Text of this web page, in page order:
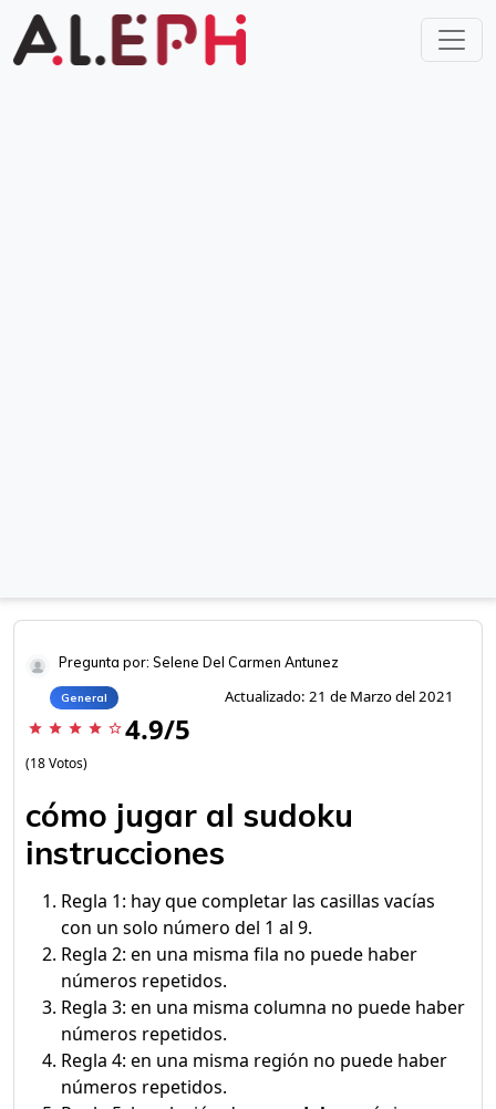
Pregunta por: Selene Del Carmen Antunez
General Actualizado: 21 de Marzo del 2021
star star star star star_border 4.9/5
(18 Votos)
cómo jugar al sudoku
instrucciones
Regla 1: hay que completar las casillas vacías
con un solo número del 1 al 9.
Regla 2: en una misma fila no puede haber
números repetidos.
Regla 3: en una misma columna no puede haber
números repetidos.
Regla 4: en una misma región no puede haber
números repetidos.